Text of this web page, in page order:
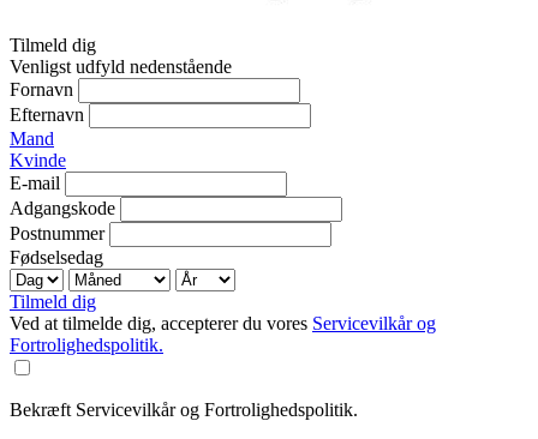
Tilmeld dig
Venligst udfyld nedenstående
Fornavn
Efternavn
Mand
Kvinde
E-mail
Adgangskode
Postnummer
Fødselsedag
Tilmeld dig
Ved at tilmelde dig, accepterer du vores Servicevilkår og
Fortrolighedspolitik.
Bekræft Servicevilkår og Fortrolighedspolitik.